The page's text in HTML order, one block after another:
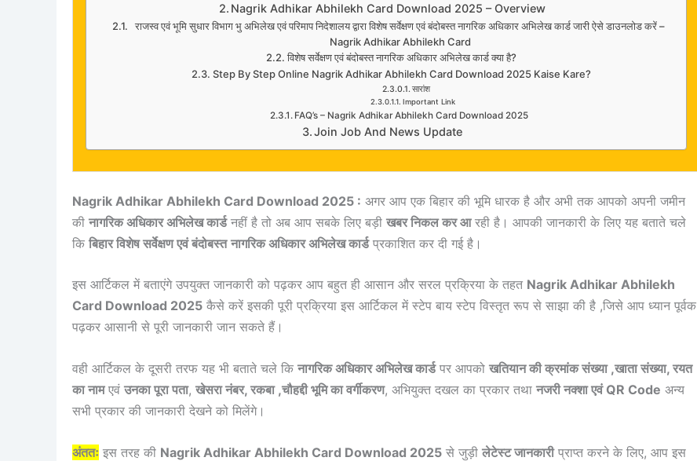
Nagrik Adhikar Abhilekh Card Download 2025 – Overview
राजस्व एवं भूमि सुधार विभाग भु अभिलेख एवं परिमाप निदेशालय द्वारा विशेष सर्वेक्षण एवं बंदोबस्त नागरिक अधिकार अभिलेख कार्ड जारी ऐसे डाउनलोड करें –
Nagrik Adhikar Abhilekh Card
विशेष सर्वेक्षण एवं बंदोबस्त नागरिक अधिकार अभिलेख कार्ड क्या है?
Step By Step Online Nagrik Adhikar Abhilekh Card Download 2025 Kaise Kare?
सारांश
Important Link
FAQ’s – Nagrik Adhikar Abhilekh Card Download 2025
Join Job And News Update
Nagrik Adhikar Abhilekh Card Download 2025 : अगर आप एक बिहार की भूमि धारक है और अभी तक आपको अपनी जमीन
की नागरिक अधिकार अभिलेख कार्डनहीं है तो अब आप सबके लिए बड़ी खबर निकल कर आरही है। आपकी जानकारी के लिए यह बताते चले
कि बिहार विशेष सर्वेक्षण एवं बंदोबस्त नागरिक अधिकार अभिलेख कार्डप्रकाशित कर दी गई है।
इस आर्टिकल में बताएंगे उपयुक्त जानकारी को पढ़कर आप बहुत ही आसान और सरल प्रक्रिया के तहत Nagrik Adhikar Abhilekh
Card Download 2025 कैसे करें इसकी पूरी प्रक्रिया इस आर्टिकल में स्टेप बाय स्टेप विस्तृत रूप से साझा की है ,जिसे आप ध्यान पूर्वक
पढ़कर आसानी से पूरी जानकारी जान सकते हैं।
वही आर्टिकल के दूसरी तरफ यह भी बताते चले कि नागरिक अधिकार अभिलेख कार्डपर आपको खतियान की क्रमांक संख्या ,खाता संख्या, रयत
का नामएवं उनका पूरा पता, खेसरा नंबर, रकबा ,चौहद्दी भूमि का वर्गीकरण, अभियुक्त दखल का प्रकार तथा नजरी नक्शा एवं QR Code अन्य
सभी प्रकार की जानकारी देखने को मिलेंगे।
अंततः इस तरह की Nagrik Adhikar Abhilekh Card Download 2025 से जुड़ी लेटेस्ट जानकारीप्राप्त करने के लिए, आप इस